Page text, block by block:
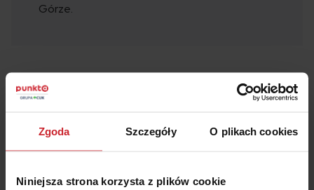
Zgoda Szczegóły O plikach cookies
Niniejsza strona korzysta z plików cookie
Górze.